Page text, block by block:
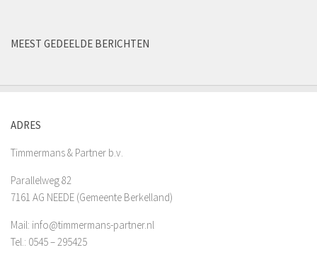
MEEST GEDEELDE BERICHTEN
ADRES
Timmermans & Partner b.v.
Parallelweg 82
7161 AG NEEDE (Gemeente Berkelland)
Mail: info@timmermans-partner.nl
Tel.: 0545 – 295425